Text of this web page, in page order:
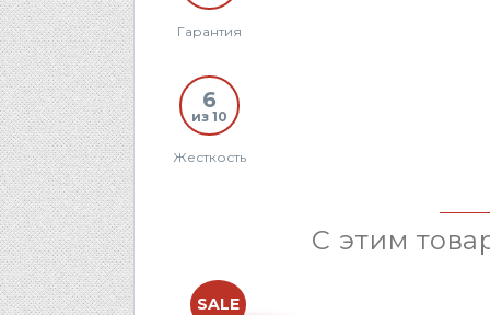
Гарантия
6
из 10
Жесткость
С этим
SALE